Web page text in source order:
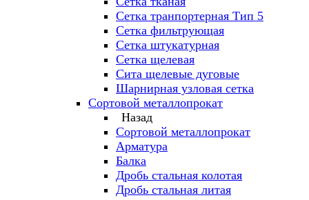
Сетка транпортерная Тип 5
Сетка фильтрующая
Сетка штукатурная
Сетка щелевая
Сита щелевые дуговые
Шарнирная узловая сетка
Сортовой металлопрокат
Назад
Сортовой металлопрокат
Арматура
Балка
Дробь стальная колотая
Дробь стальная литая